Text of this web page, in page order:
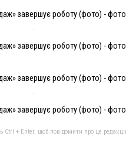
завершує роботу (фото) -
завершує роботу (фото) -
завершує роботу (фото) -
завершує роботу (фото) -
Ctrl + Enter, щоб повідомити про це